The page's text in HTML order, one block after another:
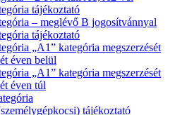
tájékoztató
– meglévő B jogosítvánnyal
tájékoztató
„A1” kategória megszerzését
éven belül
„A1” kategória megszerzését
éven túl
tájékoztató